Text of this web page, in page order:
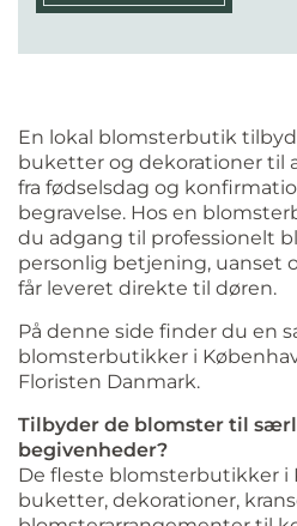
En lokal blomsterbutik
buketter og dekorationer til
fra fødselsdag og
begravelse. Hos en
du adgang til professionelt
personlig betjening, uanset
får leveret direkte til døren.
På denne side finder du en
blomsterbutikker i
Floristen Danmark.
Tilbyder de blomster til
begivenheder?
De fleste blomsterbutikker
buketter, dekorationer,